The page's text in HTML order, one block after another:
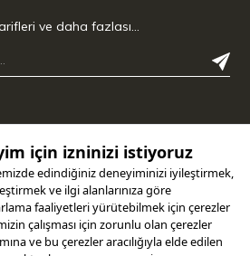
ve daha fazlası…